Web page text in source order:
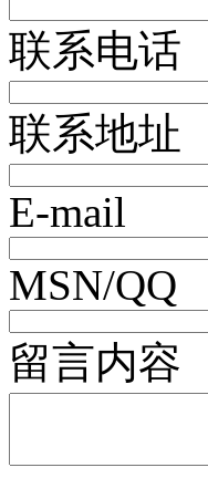
联系电话
联系地址
E-mail
MSN/QQ
留言内容